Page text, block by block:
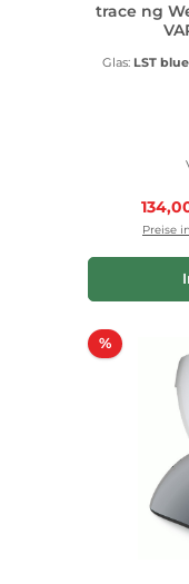
trace ng
Glas: LST
Preise
%Rabatt